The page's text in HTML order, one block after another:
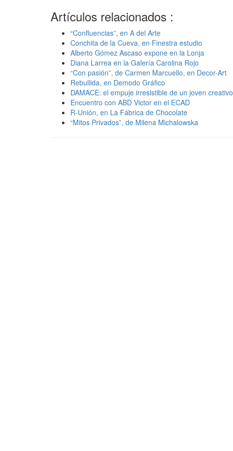
Artículos relacionados :
“Confluencias”, en A del Arte
Conchita de la Cueva, en Finestra estudio
Alberto Gómez Ascaso expone en la Lonja
Diana Larrea en la Galería Carolina Rojo
“Con pasión”, de Carmen Marcuello, en Decor-Art
Rebullida, en Demodo Gráfico
DAMACE: el empuje irresistible de un joven creativo
Encuentro con ABD Victor en el ECAD
R-Unión, en La Fábrica de Chocolate
“Mitos Privados”, de Milena Michalowska